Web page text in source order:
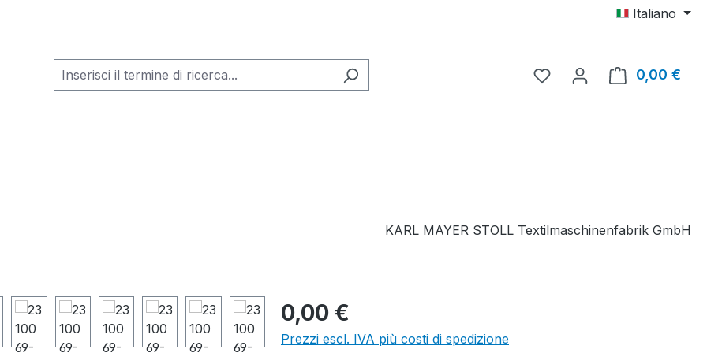
Italiano
Hai 0 articoli nella lista
0,00 €
KARL MAYER STOLL Textilmaschinenfabrik GmbH
0,00 €
Prezzi escl. IVA più costi di spedizione